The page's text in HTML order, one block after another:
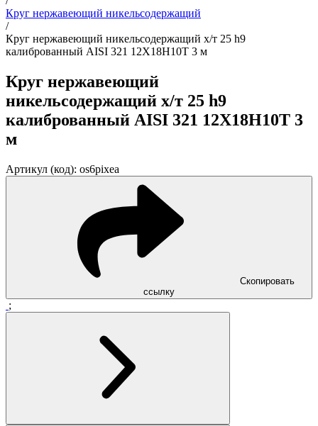
Круг нержавеющий никельсодержащий
/
Круг нержавеющий никельсодержащий х/т 25 h9
калиброванный AISI 321 12Х18Н10Т 3 м
Круг нержавеющий
никельсодержащий х/т 25 h9
калиброванный AISI 321 12Х18Н10Т 3
м
Артикул (код): os6pixea
Скопировать
ссылку
;